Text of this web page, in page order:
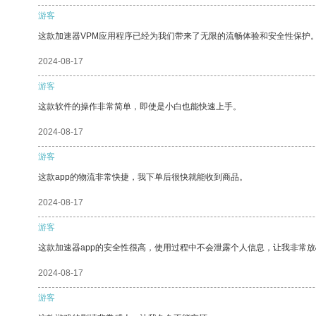
游客
这款加速器VPM应用程序已经为我们带来了无限的流畅体验和安全性保护
2024-08-17
游客
这款软件的操作非常简单，即使是小白也能快速上手。
2024-08-17
游客
这款app的物流非常快捷，我下单后很快就能收到商品。
2024-08-17
游客
这款加速器app的安全性很高，使用过程中不会泄露个人信息，让我非常
2024-08-17
游客